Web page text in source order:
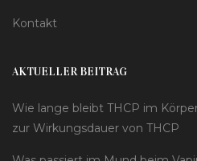
Kontakt
AKTUELLER BEITRAG
Wie lange bleibt THCP im
zur Wirkungsdauer von THCP